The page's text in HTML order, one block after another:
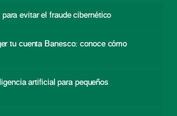
para evitar el fraude cibernético
tu cuenta Banesco: conoce cómo
artificial para pequeños